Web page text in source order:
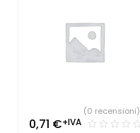
0,71 €+IVA
(0 recensioni)